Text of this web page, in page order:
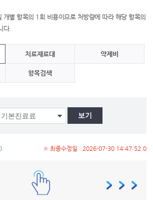
개별 항목의 1회 비용이므로 처방량에 따라 해당 항목의
다.
치료재료대 약제비
항목검색
※ 최종수정일 : 2026-07-30 14:47:52.0